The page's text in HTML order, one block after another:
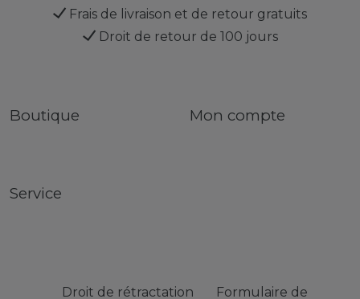
Frais de livraison et de retour gratuits
Droit de retour de 100 jours
Boutique Mon compte
Service
Droit de rétractation Formulaire de